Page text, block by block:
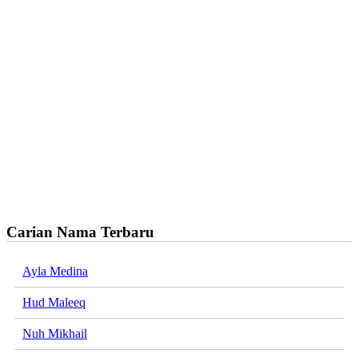
Carian Nama Terbaru
Ayla Medina
Hud Maleeq
Nuh Mikhail